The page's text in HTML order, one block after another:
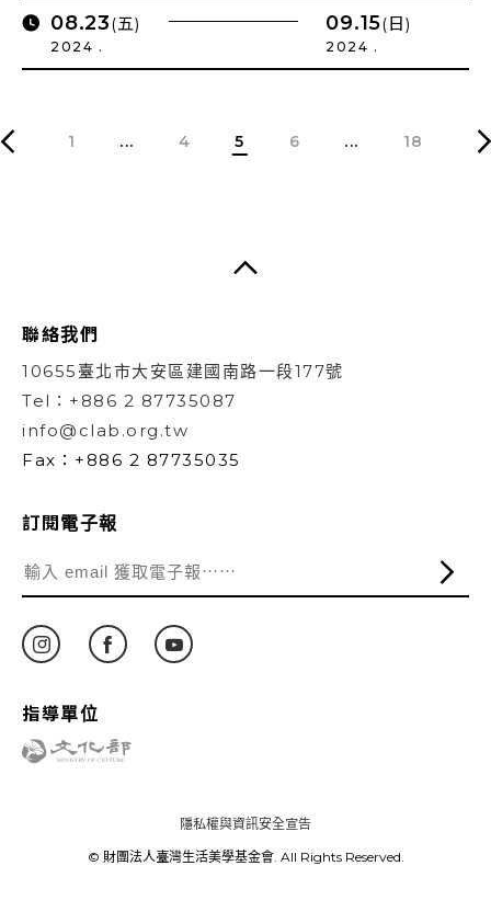
08.23(五)
2024 .
09.15(日)
2024 .
1 ... 4 5 6 ... 18
聯絡我們
10655臺北市大安區建國南路一段177號
Tel：+886 2 87735087
info@clab.org.tw
Fax：+886 2 87735035
訂閱電子報
指導單位
隱私權與資訊安全宣告
© 財團法人臺灣生活美學基金會. All Rights Reserved.